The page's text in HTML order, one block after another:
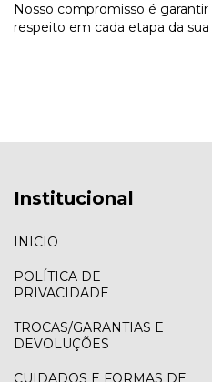
Nosso compromisso é garantir
respeito em cada etapa da
Institucional
INICIO
POLÍTICA DE
PRIVACIDADE
TROCAS/GARANTIAS E
DEVOLUÇÕES
CUIDADOS E FORMAS DE